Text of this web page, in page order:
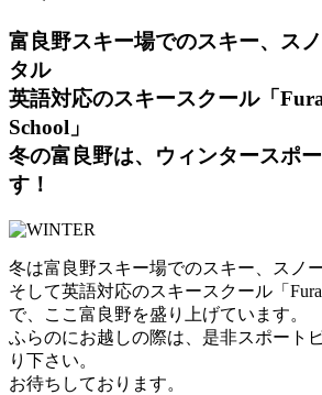
富良野スキー場でのスキー、ス
タル
英語対応のスキースクール「
School」
冬の富良野は、ウィンタースポ
す！
冬は富良野スキー場でのスキー、スノ
そして英語対応のスキースクール「
で、ここ富良野を盛り上げています。
ふらのにお越しの際は、是非スポート
り下さい。
お待ちしております。